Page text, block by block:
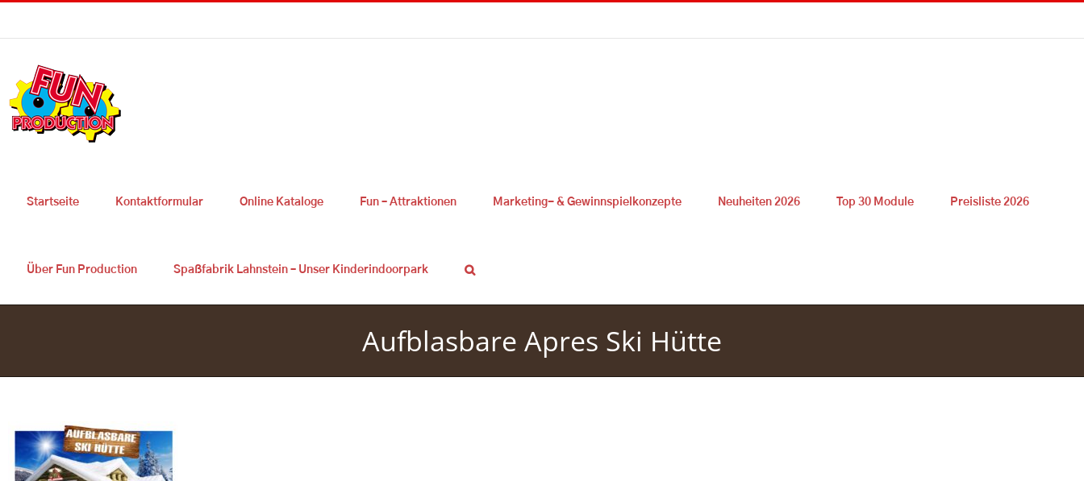
Skip
content
Startseite Kontaktformular Online Kataloge Fun – Attraktionen Marketing- & Gewinnspielkonzepte Neuheiten 2026 Top 30 Module Preisliste 2026
Über Fun Production Spaßfabrik Lahnstein – Unser Kinderindoorpark
Aufblasbare Apres Ski Hütte